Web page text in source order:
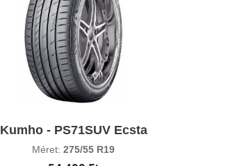
Kumho - PS71SUV Ecsta
Méret:275/55 R19